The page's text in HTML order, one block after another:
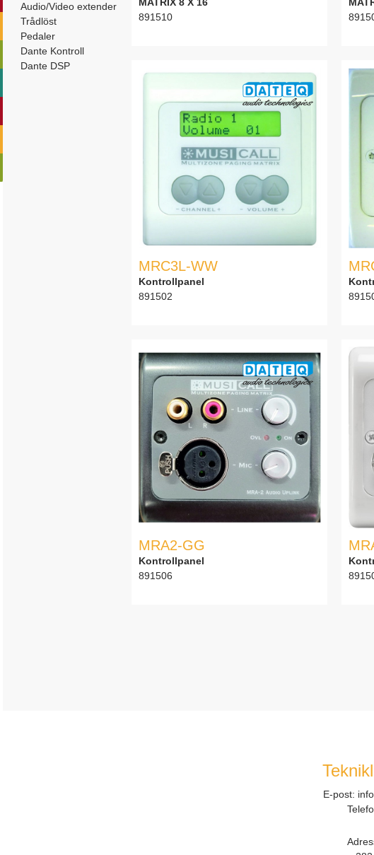
Audio/Video extender
Trådlöst
Pedaler
Dante Kontroll
Dante DSP
891510
MRC3L-WW
Kontrollpanel
891502
MRA2-GG
Kontrollpanel
891506
E-post: